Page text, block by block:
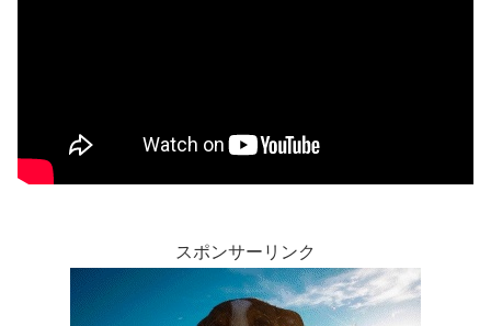
スポンサーリンク